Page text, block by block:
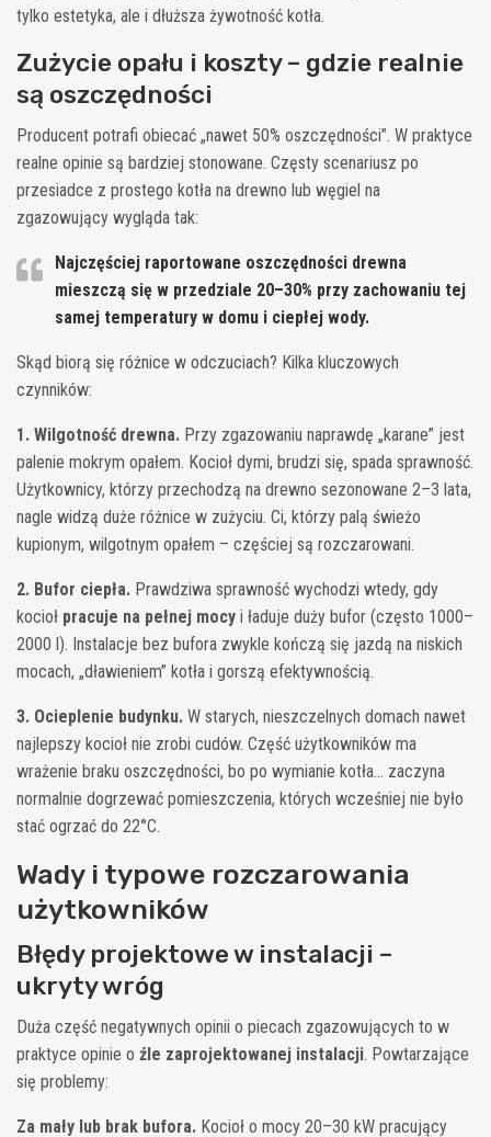
tylko estetyka, ale i dłuższa żywotność kotła.
Zużycie opału i koszty – gdzie realnie
są oszczędności
Producent potrafi obiecać „nawet 50% oszczędności”. W praktyce
realne opinie są bardziej stonowane. Częsty scenariusz po
przesiadce z prostego kotła na drewno lub węgiel na
zgazowujący wygląda tak:
Najczęściej raportowane oszczędności drewna
mieszczą się w przedziale 20–30% przy zachowaniu tej
samej temperatury w domu i ciepłej wody.
Skąd biorą się różnice w odczuciach? Kilka kluczowych
czynników:
1. Wilgotność drewna. Przy zgazowaniu naprawdę „karane” jest
palenie mokrym opałem. Kocioł dymi, brudzi się, spada sprawność.
Użytkownicy, którzy przechodzą na drewno sezonowane 2–3 lata,
nagle widzą duże różnice w zużyciu. Ci, którzy palą świeżo
kupionym, wilgotnym opałem – częściej są rozczarowani.
2. Bufor ciepła. Prawdziwa sprawność wychodzi wtedy, gdy
kocioł pracuje na pełnej mocy i ładuje duży bufor (często 1000–
2000 l). Instalacje bez bufora zwykle kończą się jazdą na niskich
mocach, „dławieniem” kotła i gorszą efektywnością.
3. Ocieplenie budynku. W starych, nieszczelnych domach nawet
najlepszy kocioł nie zrobi cudów. Część użytkowników ma
wrażenie braku oszczędności, bo po wymianie kotła… zaczyna
normalnie dogrzewać pomieszczenia, których wcześniej nie było
stać ogrzać do 22°C.
Wady i typowe rozczarowania
użytkowników
Błędy projektowe w instalacji –
ukryty wróg
Duża część negatywnych opinii o piecach zgazowujących to w
praktyce opinie o źle zaprojektowanej instalacji. Powtarzające
się problemy:
Za mały lub brak bufora. Kocioł o mocy 20–30 kW pracujący